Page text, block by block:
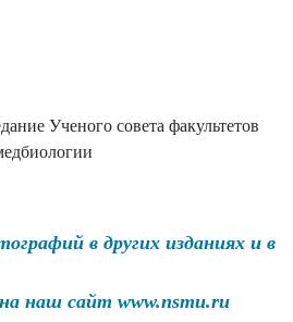
Ученого совета факультетов
в других изданиях и в
наш сайт www.nsmu.ru